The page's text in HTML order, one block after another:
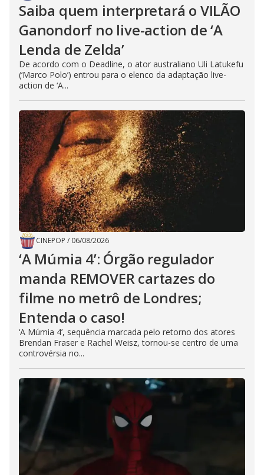
Saiba quem interpretará o VILÃO
Ganondorf no live-action de ‘A
Lenda de Zelda’
De acordo com o Deadline, o ator australiano Uli Latukefu
(‘Marco Polo’) entrou para o elenco da adaptação live-
action de ‘A...
CINEPOP / 06/08/2026
‘A Múmia 4’: Órgão regulador
manda REMOVER cartazes do
filme no metrô de Londres;
Entenda o caso!
‘A Múmia 4’, sequência marcada pelo retorno dos atores
Brendan Fraser e Rachel Weisz, tornou-se centro de uma
controvérsia no...